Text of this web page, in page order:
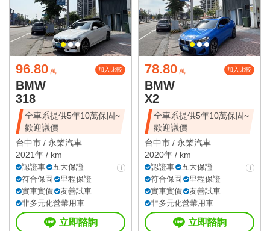
96.80 萬 加入比較
BMW
318
全車系提供5年10萬保固~
歡迎議價
台中市 / 永業汽車
2021年 / km
認證車
五大保證
符合保固
里程保證
實車實價
友善試車
非多元化營業用車
立即諮詢
78.80 萬 加入比較
BMW
X2
全車系提供5年10萬保固~
歡迎議價
台中市 / 永業汽車
2020年 / km
認證車
五大保證
符合保固
里程保證
實車實價
友善試車
非多元化營業用車
立即諮詢